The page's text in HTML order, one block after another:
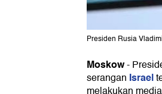
Presiden Rusia
Moskow-
serangan Israel